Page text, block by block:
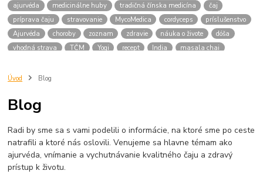
ajurvéda medicinálne huby tradičná čínska medicína
čaj
príprava čaju
stravovanie MycoMedica cordyceps
príslušenstvo
Ajurvéda
choroby zoznam zdravie náuka o živote
dóša
vhodná strava
TČM Yogi recept India
masala chai
nachladnutie
pitta typ
ženy
Úvod Blog
Blog
Radi by sme sa s vami podelili o informácie, na ktoré sme po ceste
natrafili a ktoré nás oslovili. Venujeme sa hlavne témam ako
ajurvéda, vnímanie a vychutnávanie kvalitného čaju a zdravý
prístup k životu.